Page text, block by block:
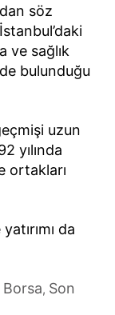
söz
İstanbul’daki
ve sağlık
bulunduğu
uzun
yılında
ortakları
da
Borsa, Son